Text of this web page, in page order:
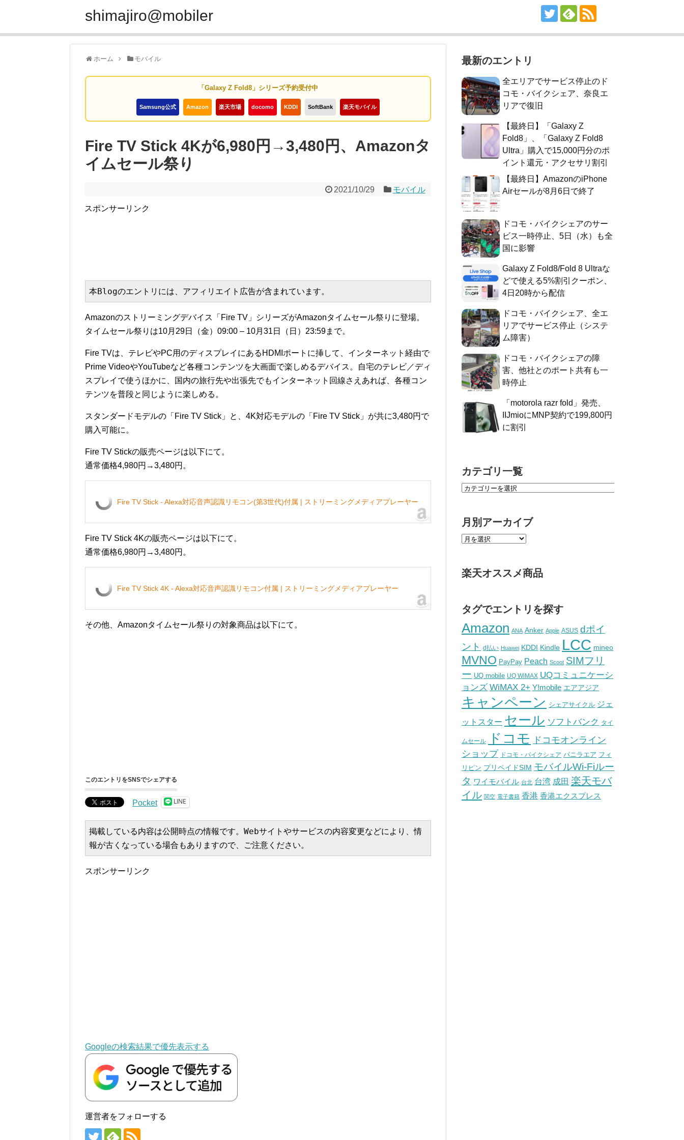
shimajiro@mobiler
ホーム モバイル
「Galaxy Z Fold8」シリーズ予約受付中
Samsung公式 Amazon 楽天市場 docomo KDDI SoftBank 楽天モバイル
Fire TV Stick 4Kが6,980円→3,480円、Amazonタ
イムセール祭り
2021/10/29 モバイル
スポンサーリンク
本Blogのエントリには、アフィリエイト広告が含まれています。
Amazonのストリーミングデバイス「Fire TV」シリーズがAmazonタイムセール祭りに登場。
タイムセール祭りは10月29日（金）09:00 – 10月31日（日）23:59まで。
Fire TVは、テレビやPC用のディスプレイにあるHDMIポートに挿して、インターネット経由で
Prime VideoやYouTubeなど各種コンテンツを大画面で楽しめるデバイス。自宅のテレビ／ディ
スプレイで使うほかに、国内の旅行先や出張先でもインターネット回線さえあれば、各種コン
テンツを普段と同じように楽しめる。
スタンダードモデルの「Fire TV Stick」と、4K対応モデルの「Fire TV Stick」が共に3,480円で
購入可能に。
Fire TV Stickの販売ページは以下にて。
通常価格4,980円→3,480円。
Fire TV Stick - Alexa対応音声認識リモコン(第3世代)付属 | ストリーミングメディアプレーヤー
Fire TV Stick 4Kの販売ページは以下にて。
通常価格6,980円→3,480円。
Fire TV Stick 4K - Alexa対応音声認識リモコン付属 | ストリーミングメディアプレーヤー
その他、Amazonタイムセール祭りの対象商品は以下にて。
このエントリをSNSでシェアする
Pocket LINE
掲載している内容は公開時点の情報です。Webサイトやサービスの内容変更などにより、情
報が古くなっている場合もありますので、ご注意ください。
スポンサーリンク
Googleの検索結果で優先表示する
運営者をフォローする
最新のエントリ
全エリアでサービス停止のド
コモ・バイクシェア、奈良エ
リアで復旧
【最終日】「Galaxy Z
Fold8」、「Galaxy Z Fold8
Ultra」購入で15,000円分のポ
イント還元・アクセサリ割引
【最終日】AmazonのiPhone
Airセールが8月6日で終了
ドコモ・バイクシェアのサー
ビス一時停止、5日（水）も全
国に影響
Galaxy Z Fold8/Fold 8 Ultraな
どで使える5%割引クーポン、
4日20時から配信
ドコモ・バイクシェア、全エ
リアでサービス停止（システ
ム障害）
ドコモ・バイクシェアの障
害、他社とのポート共有も一
時停止
「motorola razr fold」発売、
IIJmioにMNP契約で199,800円
に割引
カテゴリ一覧
月別アーカイブ
楽天オススメ商品
タグでエントリを探す
Amazon ANA Anker Apple ASUS dポイ
ント
d払い Huawei KDDI Kindle LCC mineo
MVNO PayPay Peach Scoot SIMフリ
ー UQ mobile UQ WiMAX UQコミュニケーシ
ョンズ WiMAX 2+ Y!mobile エアアジア
キャンペーン シェアサイクル ジェ
ットスター セール ソフトバンク タイ
ムセール ドコモ
ドコモオンライン
ショップ ドコモ・バイクシェア バニラエア フィ
リピン プリペイドSIM モバイルWi-Fiルー
タ ワイモバイル 台北 台湾 成田 楽天モバ
イル 関空 電子書籍 香港 香港エクスプレス